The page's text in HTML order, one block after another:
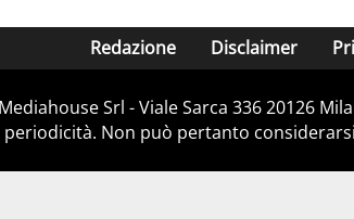
Redazione Disclaimer
Srl - Viale Sarca 336 20126
Non può pertanto